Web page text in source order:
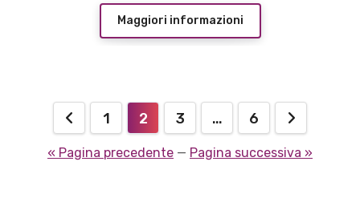
Maggiori informazioni
Paginazione
degli
1 2 3 … 6
« Pagina precedente — Pagina successiva »